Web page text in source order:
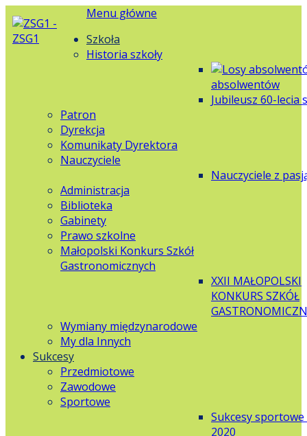
Menu główne
Szkoła
Historia szkoły
absolwentów
Jubileusz 60-lecia
Patron
Dyrekcja
Komunikaty Dyrektora
Nauczyciele
Nauczyciele z
Administracja
Biblioteka
Gabinety
Prawo szkolne
Małopolski Konkurs Szkół
Gastronomicznych
XXII MAŁOPOLSKI
KONKURS SZKÓŁ
Wymiany międzynarodowe
My dla Innych
Sukcesy
Przedmiotowe
Zawodowe
Sportowe
Sukcesy sportowe
2020